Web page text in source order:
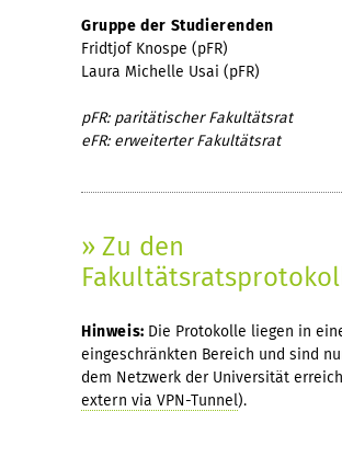
Gruppe der Studierenden
Fridtjof Knospe (pFR)
Laura Michelle Usai (pFR)
pFR: paritätischer Fakultätsrat
eFR: erweiterter Fakultätsrat
» Zu den
Hinweis: Die Protokolle liegen in
eingeschränkten Bereich und sind
dem Netzwerk der Universität
extern via VPN-Tunnel).